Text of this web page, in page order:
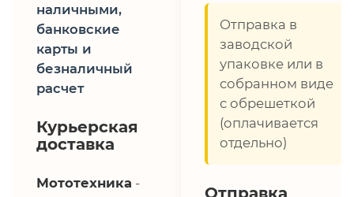
наличными,
банковские
карты и
безналичный
расчет
Курьерская
доставка
Мототехника -
Отправка в
заводской
упаковке или в
собранном виде
с обрешеткой
(оплачивается
отдельно)
Отправка